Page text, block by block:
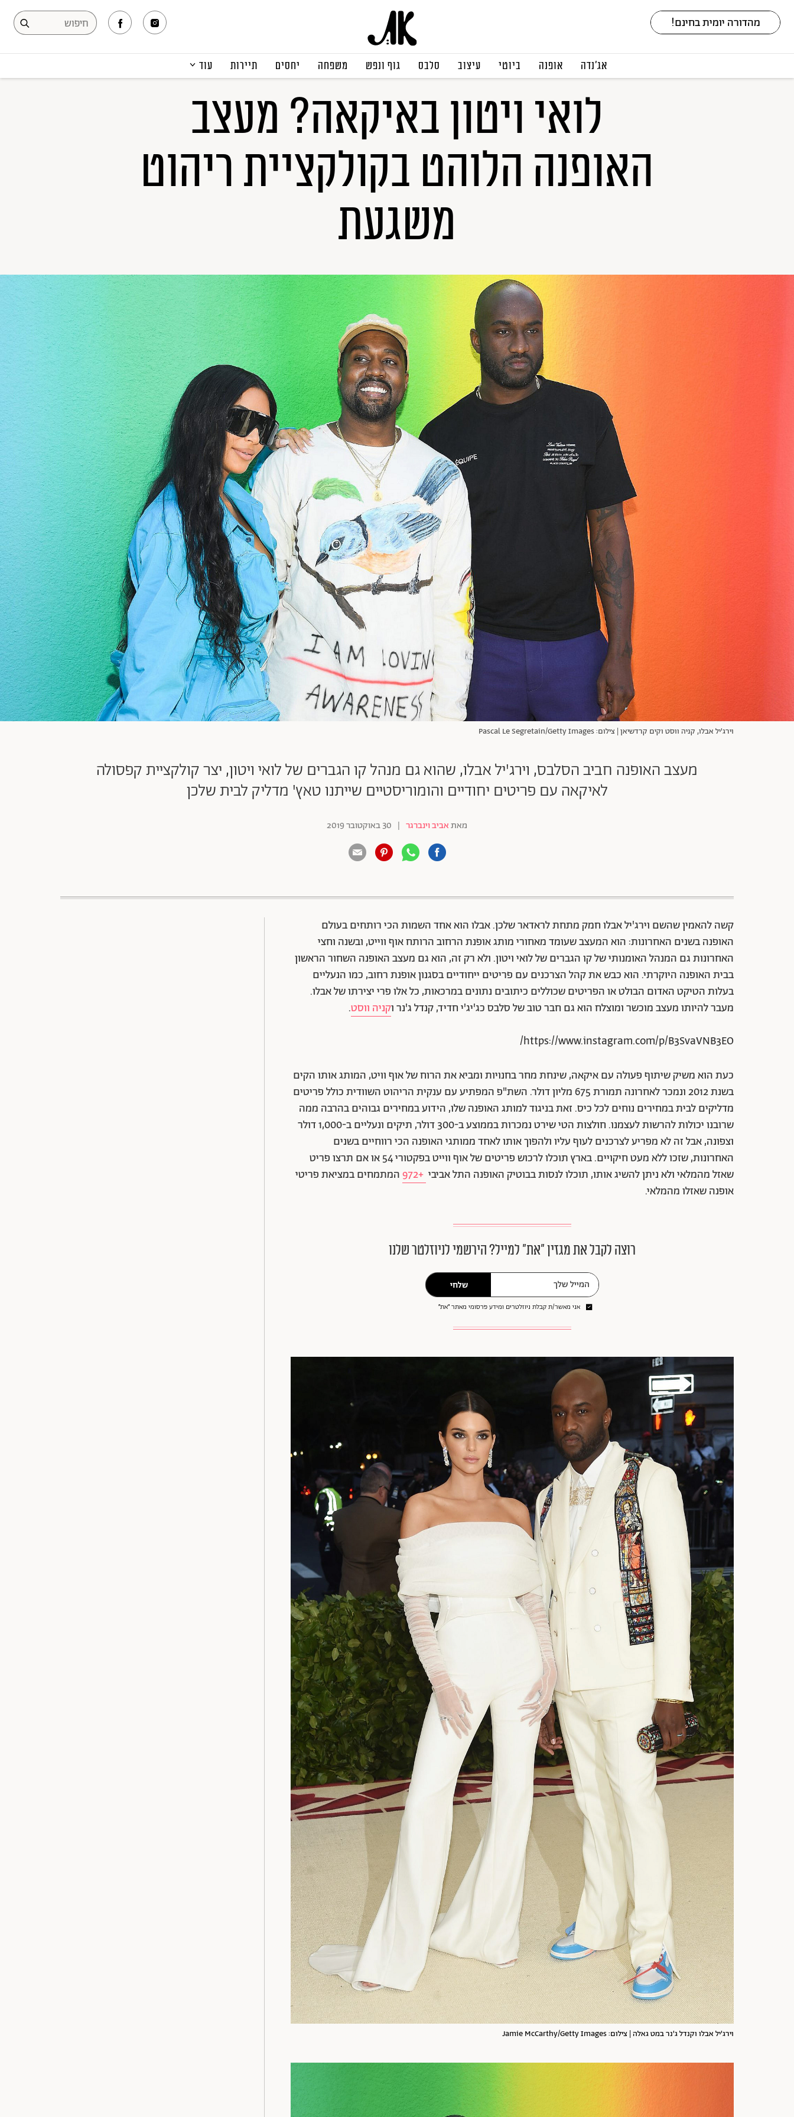
אג׳נדה אופנה ביוטי עיצוב סלבס גוף ונפש משפחה יחסים תיירות עוד
תרבות ופנאי
קריירה
הפקות אופנה
תוכן מקודם
עיצוב
לואי ויטון באיקאה? מעצב
האופנה הלוהט בקולקציית ריהוט
משגעת
וירג'יל אבלו, קניה ווסט וקים קרדשיאן | צילום: Pascal Le Segretain/Getty Images
מעצב האופנה חביב הסלבס, וירג'יל אבלו, שהוא גם מנהל קו הגברים של לואי ויטון, יצר קולקציית קפסולה
לאיקאה עם פריטים יחודיים והומוריסטיים שייתנו טאץ' מדליק לבית שלכן
מאתאביב וינברגר | 30 באוקטובר 2019
קשה להאמין שהשם וירג'יל אבלו חמק מתחת לראדאר שלכן. אבלו הוא אחד השמות הכי רותחים בעולם
האופנה בשנים האחרונות: הוא המעצב שעומד מאחורי מותג אופנת הרחוב הרותח אוף ווייט, ובשנה וחצי
האחרונות גם המנהל האומנותי של קו הגברים של לואי ויטון. ולא רק זה, הוא גם מעצב האופנה השחור הראשון
בבית האופנה היוקרתי. הוא כבש את קהל הצרכנים עם פריטים ייחודיים בסגנון אופנת רחוב, כמו הנעליים
בעלות הטיקט האדום הבולט או הפריטים שכוללים כיתובים נתונים במרכאות, כל אלו פרי יצירתו של אבלו.
מעבר להיותו מעצב מוכשר ומוצלח הוא גם חבר טוב של סלבס כג'יג'י חדיד, קנדל ג'נר וקניה ווסט.
https://www.instagram.com/p/B3SvaVNB3EO/
כעת הוא משיק שיתוף פעולה עם איקאה, שינחת מחר בחנויות ומביא את הרוח של אוף וויט, המותג אותו הקים
בשנת 2012 ונמכר לאחרונה תמורת 675 מליון דולר. השת"פ המפתיע עם ענקית הריהוט השוודית כולל פריטים
מדליקים לבית במחירים נוחים לכל כיס. זאת בניגוד למותג האופנה שלו, הידוע במחירים גבוהים בהרבה ממה
שרובנו יכולות להרשות לעצמנו. חולצות הטי שירט נמכרות בממוצע ב-300 דולר, תיקים ונעליים ב-1,000 דולר
וצפונה, אבל זה לא מפריע לצרכנים לעוף עליו ולהפוך אותו לאחד ממותגי האופנה הכי רווחיים בשנים
האחרונות, שזכו ללא מעט חיקויים. בארץ תוכלו לרכוש פריטים של אוף ווייט בפקטורי 54 או אם תרצו פריט
שאזל מהמלאי ולא ניתן להשיג אותו, תוכלו לנסות בבוטיק האופנה התל אביבי +972
המתמחים במציאת פריטי
אופנה שאזלו מהמלאי.
רוצה לקבל את מגזין ״את״ למייל? הירשמי לניוזלטר שלנו
שלחי
אני מאשר/ת קבלת ניוזלטרים ומידע פרסומי מאתר ״את״
וירג'יל אבלו וקנדל ג'נר במט גאלה | צילום: Jamie McCarthy/Getty Images